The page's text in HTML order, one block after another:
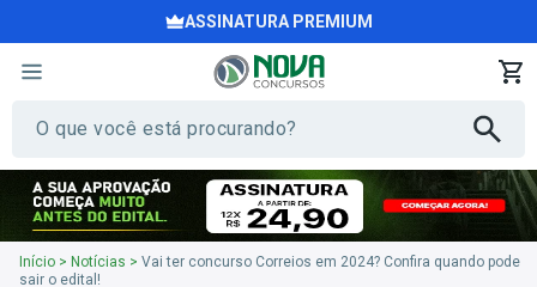
ASSINATURA PREMIUM
Início > Notícias > Vai ter concurso Correios em 2024? Confira quando pode
sair o edital!